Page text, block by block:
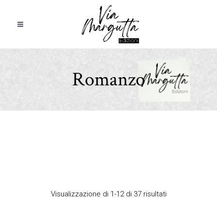
Romanzo
Visualizzazione di 1-12 di 37 risultati